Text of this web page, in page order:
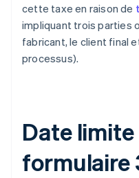
cette taxe en raison de
impliquant trois parties
fabricant, le client final
processus).
Date
formulaire